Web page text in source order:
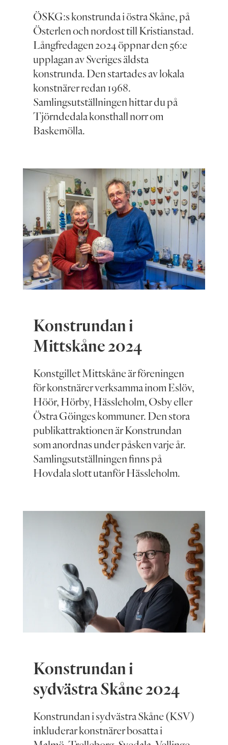
ÖSKG:s konstrunda i östra Skåne, på
Österlen och nordost till Kristianstad.
Långfredagen 2024 öppnar den 56:e
upplagan av Sveriges äldsta
konstrunda. Den startades av lokala
konstnärer redan 1968.
Samlingsutställningen hittar du på
Tjörndedala konsthall norr om
Baskemölla.
Konstrundan i
Mittskåne 2024
Konstgillet Mittskåne är föreningen
för konstnärer verksamma inom Eslöv,
Höör, Hörby, Hässleholm, Osby eller
Östra Göinges kommuner. Den stora
publikattraktionen är Konstrundan
som anordnas under påsken varje år.
Samlingsutställningen finns på
Hovdala slott utanför Hässleholm.
Konstrundan i
sydvästra Skåne 2024
Konstrundan i sydvästra Skåne (KSV)
inkluderar konstnärer bosatta i